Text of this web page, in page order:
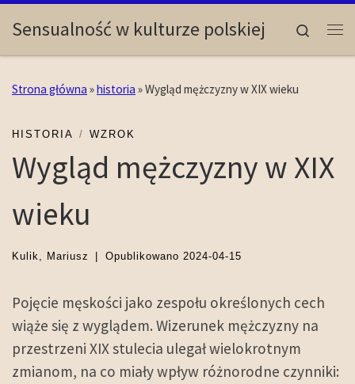
Skip to content
Sensualność w kulturze polskiej
Search
Strona główna »historia »Wygląd mężczyzny w XIX wieku
HISTORIA WZROK
Wygląd mężczyzny w XIX
wieku
Kulik, Mariusz Opublikowano 2024-04-15
Pojęcie męskości jako zespołu określonych cech
wiąże się z wyglądem. Wizerunek mężczyzny na
przestrzeni XIX stulecia ulegał wielokrotnym
zmianom, na co miały wpływ różnorodne czynniki: